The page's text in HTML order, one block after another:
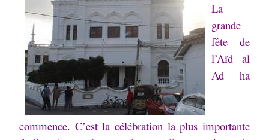
La
grande
fête de
l’Aïd al
Ad ha
commence. C’est la célébration la plus importante